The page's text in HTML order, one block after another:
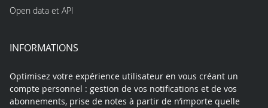
Open data et API
INFORMATIONS
Optimisez votre expérience utilisateur en vous créant un
compte personnel : gestion de vos notifications et de vos
abonnements, prise de notes à partir de n’importe quelle